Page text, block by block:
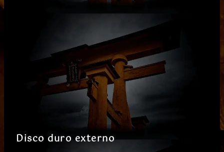
Disco duro externo